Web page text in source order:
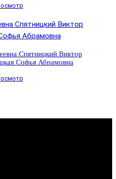
Спятницкий Виктор
Софья Абрамовна